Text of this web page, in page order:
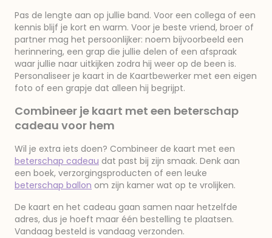
Pas de lengte aan op jullie band. Voor een collega of een
kennis blijf je kort en warm. Voor je beste vriend, broer of
partner mag het persoonlijker: noem bijvoorbeeld een
herinnering, een grap die jullie delen of een afspraak
waar jullie naar uitkijken zodra hij weer op de been is.
Personaliseer je kaart in de Kaartbewerker met een eigen
foto of een grapje dat alleen hij begrijpt.
Combineer je kaart met een beterschap
cadeau voor hem
Wil je extra iets doen? Combineer de kaart met een
beterschap cadeau dat past bij zijn smaak. Denk aan
een boek, verzorgingsproducten of een leuke
beterschap ballon om zijn kamer wat op te vrolijken.
De kaart en het cadeau gaan samen naar hetzelfde
adres, dus je hoeft maar één bestelling te plaatsen.
Vandaag besteld is vandaag verzonden.